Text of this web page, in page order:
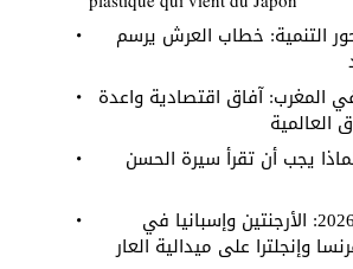
التنمية: خطاب العرش يرسم
المغرب: آفاق اقتصادية واعدة
العالمية
يجب أن تقرأ سيرة الحسن
نهائي كأس العالم 2026: الأرجنتين وإسبانيا في
وإنجلترا على ميدالية العار